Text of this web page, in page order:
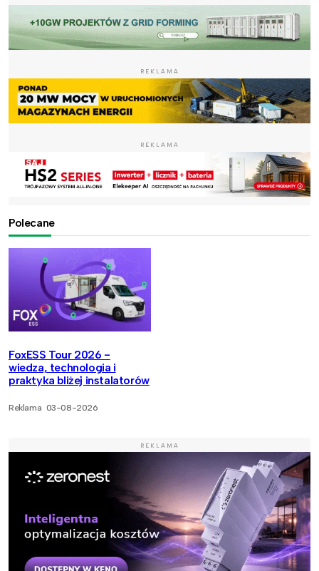
REKLAMA
REKLAMA
Polecane
FoxESS Tour 2026 -
wiedza, technologia i
praktyka bliżej instalatorów
Reklama 03-08-2026
REKLAMA